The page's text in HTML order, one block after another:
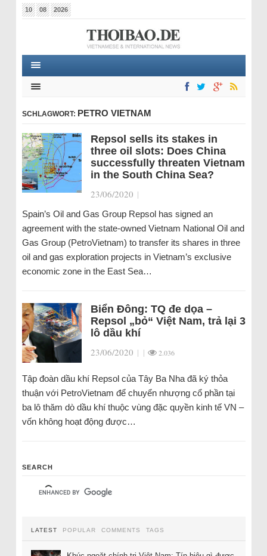
10 08 2026
SCHLAGWORT: PETRO VIETNAM
Repsol sells its stakes in
three oil slots: Does China
successfully threaten Vietnam
in the South China Sea?
23/06/2020 |
Spain’s Oil and Gas Group Repsol has signed an
agreement with the state-owned Vietnam National Oil and
Gas Group (PetroVietnam) to transfer its shares in three
oil and gas exploration projects in Vietnam’s exclusive
economic zone in the East Sea…
Biển Đông: TQ đe dọa –
Repsol „bỏ“ Việt Nam, trả lại 3
lô dầu khí
23/06/2020 | | 2.036
Tập đoàn dầu khí Repsol của Tây Ba Nha đã ký thỏa
thuận với PetroVietnam để chuyển nhượng cổ phần tại
ba lô thăm dò dầu khí thuộc vùng đặc quyền kinh tế VN –
vốn không hoạt động được…
SEARCH
LATEST POPULAR COMMENTS TAGS